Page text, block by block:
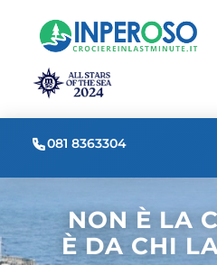
081 8363304
NON È LA
È DA CHI